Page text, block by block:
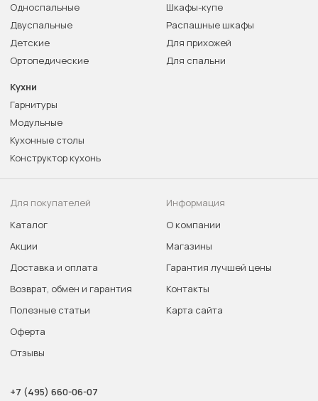
Односпальные
Двуспальные
Детские
Ортопедические
Шкафы-купе
Распашные шкафы
Для прихожей
Для спальни
Кухни
Гарнитуры
Модульные
Кухонные столы
Конструктор кухонь
Для покупателей
Каталог
Акции
Доставка и оплата
Возврат, обмен и гарантия
Полезные статьи
Оферта
Отзывы
Информация
О компании
Магазины
Гарантия лучшей цены
Контакты
Карта сайта
+7 (495) 660-06-07